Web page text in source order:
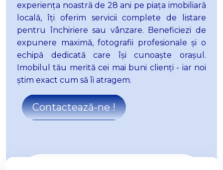
Spatii industriale de inchiriat in Alba Iulia
Spatii industriale de inchiriat in Alba Iulia Industriala
Spatii industriale de inchiriat in Alba Iulia Ampoi 1
Spatii industriale de inchiriat in Alba Iulia Central
Spatii industriale de inchiriat in Alba Iulia Cetate
Spatii industriale de inchiriat in Alba Iulia Micesti
experiența noastră de 28 ani pe piața imobiliară
locală, îți oferim servicii complete de listare
pentru închiriere sau vânzare. Beneficiezi de
expunere maximă, fotografii profesionale și o
echipă dedicată care își cunoaște orașul.
Imobilul tău merită cei mai buni clienți - iar noi
știm exact cum să îi atragem.
Contactează-ne !